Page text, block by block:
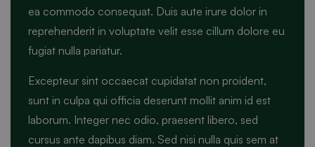
ea commodo consequat. Duis aute irure dolor in
reprehenderit in voluptate velit esse cillum dolore eu
fugiat nulla pariatur.
Excepteur sint occaecat cupidatat non proident,
sunt in culpa qui officia deserunt mollit anim id est
laborum. Integer nec odio, praesent libero, sed
cursus ante dapibus diam. Sed nisi nulla quis sem at